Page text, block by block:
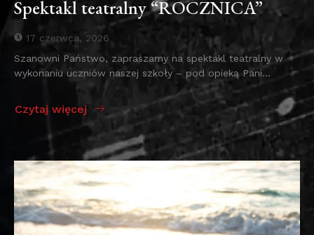
Spektakl teatralny “ROCZNICA”
17 czerwca, 2026
Szanowni Państwo, zapraszamy na spektakl teatralny w
wykonaniu uczniów naszej szkoły – pod opieką Pani...
Czytaj więcej